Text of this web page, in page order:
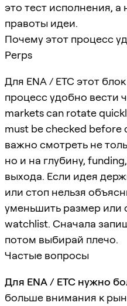
это тест исполнения, а
правоты идеи.
Почему этот процесс
Perps
Для ENA / ETC этот
процесс удобно вести
markets can rotate
must be checked before
важно смотреть не
но и на глубину,
выхода. Если идея
или стоп нельзя
уменьшить размер или
watchlist. Сначала
потом выбирай плечо.
Частые вопросы
Для ENA / ETC нужно
больше внимания к